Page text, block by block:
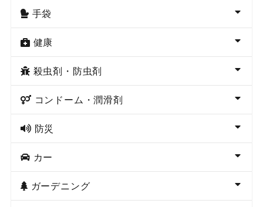
手袋
健康
殺虫剤・防虫剤
コンドーム・潤滑剤
防災
カー
ガーデニング